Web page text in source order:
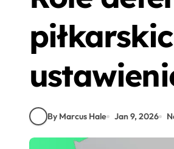
By Marcus Hale Jan 9, 2026